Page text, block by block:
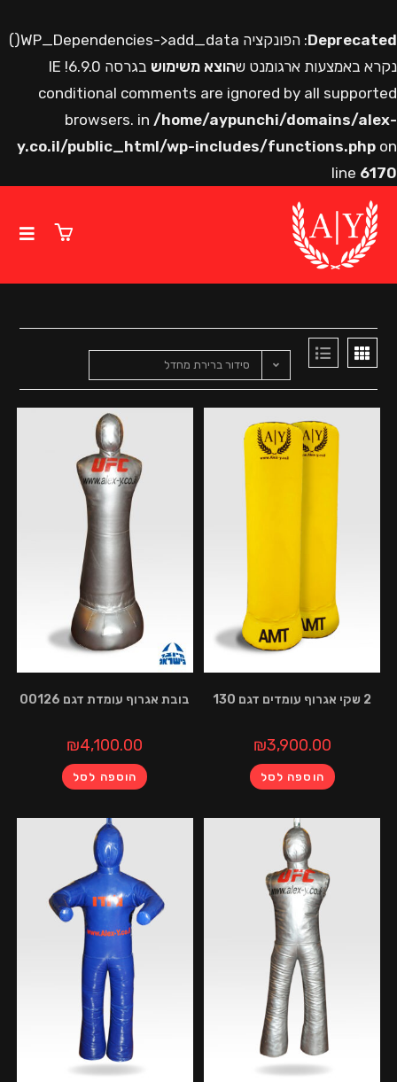
: הפונקציה WP_Dependencies->add_data()
ארגומנט ש הוצא משימוש
בגרסה 6.9.0! IE
conditional comments are ignored by all
browsers. in/home/aypunchi/
y.co.il/public_html/wp-includes/
סידור ברירת מחדל
₪
הוספה לסל
בובת אגרוף עומדת דגם 00126
₪
הוספה לסל